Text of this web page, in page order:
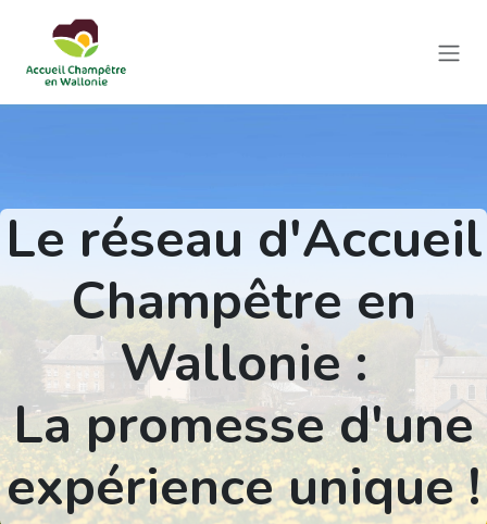
Le réseau d'Accueil
Champêtre en
Wallonie :
La promesse d'une
expérience unique !